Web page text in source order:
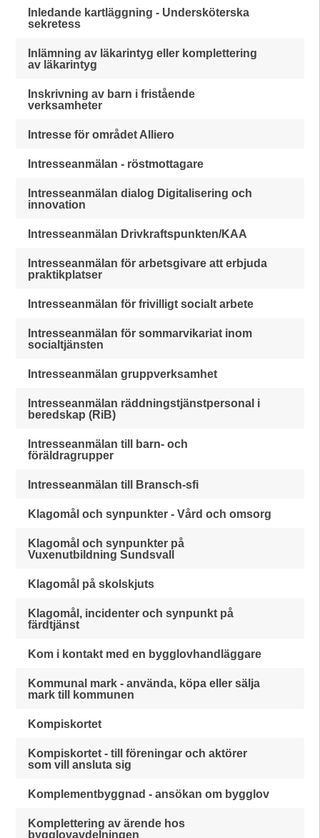
Inledande kartläggning - Undersköterska
sekretess
Inlämning av läkarintyg eller komplettering
av läkarintyg
Inskrivning av barn i fristående
verksamheter
Intresse för området Alliero
Intresseanmälan - röstmottagare
Intresseanmälan dialog Digitalisering och
innovation
Intresseanmälan Drivkraftspunkten/KAA
Intresseanmälan för arbetsgivare att erbjuda
praktikplatser
Intresseanmälan för frivilligt socialt arbete
Intresseanmälan för sommarvikariat inom
socialtjänsten
Intresseanmälan gruppverksamhet
Intresseanmälan räddningstjänstpersonal i
beredskap (RiB)
Intresseanmälan till barn- och
föräldragrupper
Intresseanmälan till Bransch-sfi
Klagomål och synpunkter - Vård och omsorg
Klagomål och synpunkter på
Vuxenutbildning Sundsvall
Klagomål på skolskjuts
Klagomål, incidenter och synpunkt på
färdtjänst
Kom i kontakt med en bygglovhandläggare
Kommunal mark - använda, köpa eller sälja
mark till kommunen
Kompiskortet
Kompiskortet - till föreningar och aktörer
som vill ansluta sig
Komplementbyggnad - ansökan om bygglov
Komplettering av ärende hos
bygglovavdelningen